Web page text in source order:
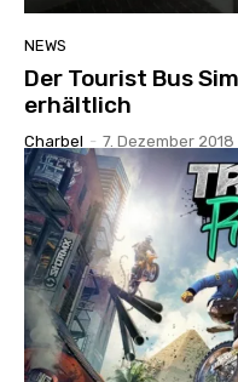
NEWS
Der Tourist Bus
erhältlich
Charbel - 7. Dezember 2018